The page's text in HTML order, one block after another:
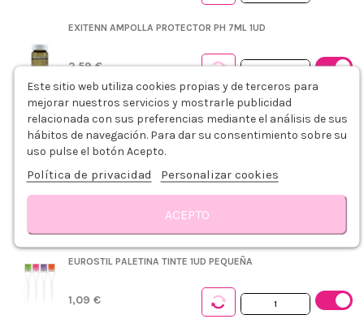
EXITENN AMPOLLA PROTECTOR PH 7ML 1UD
2,59 €
EXITENN SKIN COLOR ANTIMANCHAS 100ML
11,39 €
PLASTICAPS PEINADOR DESECHABLE AZUL 5UDS
EUROSTIL PALETINA TINTE 1UD PEQUEÑA
1,09 €
Sobre EXITENN
Este sitio web utiliza cookies propias y de terceros para
mejorar nuestros servicios y mostrarle publicidad
relacionada con sus preferencias mediante el análisis de sus
hábitos de navegación. Para dar su consentimiento sobre su
uso pulse el botón Acepto.
Política de privacidad Personalizar cookies
ACEPTO